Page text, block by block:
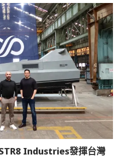
Industries發揮台灣